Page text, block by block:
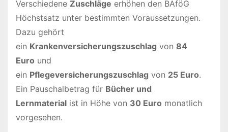
Verschiedene Zuschläge erhöhen den BAföG
Höchstsatz unter bestimmten Voraussetzungen.
Dazu gehört
ein Krankenversicherungszuschlag von 84
Euro und
ein Pflegeversicherungszuschlag von 25 Euro.
Ein Pauschalbetrag für Bücher und
Lernmaterial ist in Höhe von 30 Euro monatlich
vorgesehen.